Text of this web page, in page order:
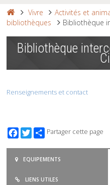
Vivre Activités et
bibliothèques
Bibliothèque
Bibliothèque
Renseignements et contact
Facebook
TwitterPartager cette page
EQUIPEMENTS
LIENS UTILES